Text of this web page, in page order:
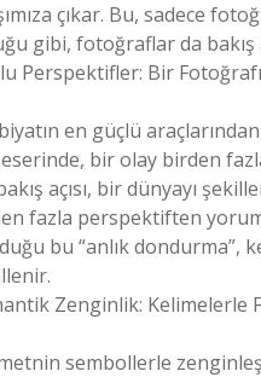
çıkar. Bu, sadece
gibi, fotoğraflar da bakış
Perspektifler: Bir
en güçlü
eserinde, bir olay birden
açısı, bir dünyayı
fazla perspektiften
bu “anlık dondurma”,
Zenginlik: Kelimelerle
sembollerle